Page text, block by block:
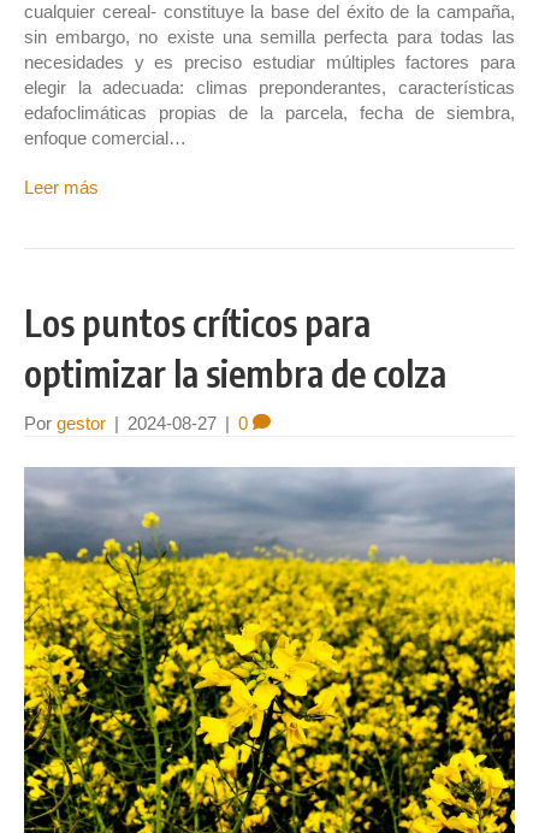
cualquier cereal- constituye la base del éxito de la campaña,
sin embargo, no existe una semilla perfecta para todas las
necesidades y es preciso estudiar múltiples factores para
elegir la adecuada: climas preponderantes, características
edafoclimáticas propias de la parcela, fecha de siembra,
enfoque comercial…
Leer más
Los puntos críticos para
optimizar la siembra de colza
Por gestor | 2024-08-27 | 0